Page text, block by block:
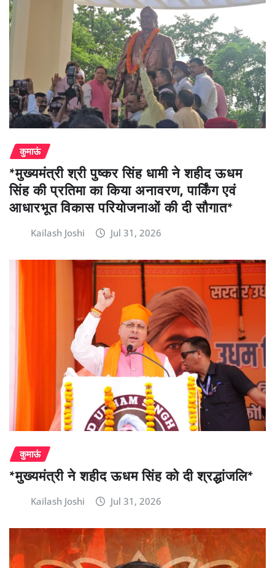
कुमाऊं
*मुख्यमंत्री श्री पुष्कर सिंह धामी ने शहीद ऊधम
सिंह की प्रतिमा का किया अनावरण, पार्किंग एवं
आधारभूत विकास परियोजनाओं की दी सौगात*
Kailash Joshi Jul 31, 2026
कुमाऊं
*मुख्यमंत्री ने शहीद ऊधम सिंह को दी श्रद्धांजलि*
Kailash Joshi Jul 31, 2026